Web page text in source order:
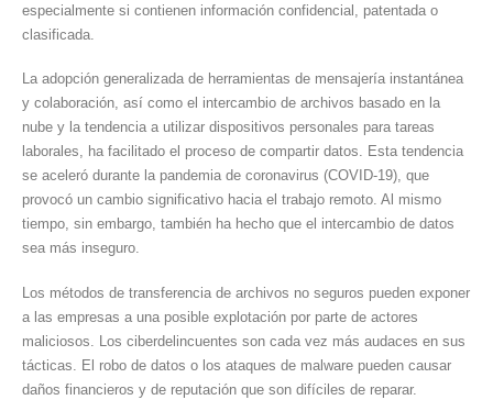
especialmente si contienen información confidencial, patentada o
clasificada.
La adopción generalizada de herramientas de mensajería instantánea
y colaboración, así como el intercambio de archivos basado en la
nube y la tendencia a utilizar dispositivos personales para tareas
laborales, ha facilitado el proceso de compartir datos. Esta tendencia
se aceleró durante la pandemia de coronavirus (COVID-19), que
provocó un cambio significativo hacia el trabajo remoto. Al mismo
tiempo, sin embargo, también ha hecho que el intercambio de datos
sea más inseguro.
Los métodos de transferencia de archivos no seguros pueden exponer
a las empresas a una posible explotación por parte de actores
maliciosos. Los ciberdelincuentes son cada vez más audaces en sus
tácticas. El robo de datos o los ataques de malware pueden causar
daños financieros y de reputación que son difíciles de reparar.